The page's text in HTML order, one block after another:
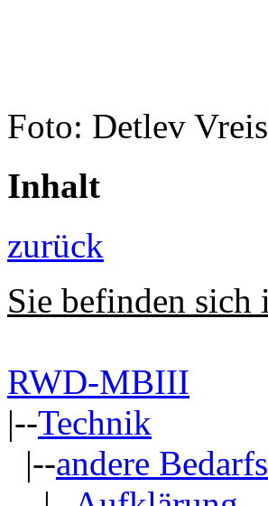
Foto: Detlev
Inhalt
zurück
Sie befinden sich
RWD-MBIII
|--Technik
|--andere